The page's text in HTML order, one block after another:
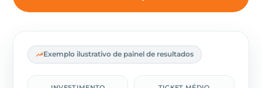
Exemplo ilustrativo de painel de resultados